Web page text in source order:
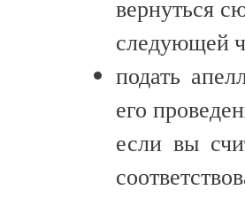
вернуться
следующей
подать
его
если вы